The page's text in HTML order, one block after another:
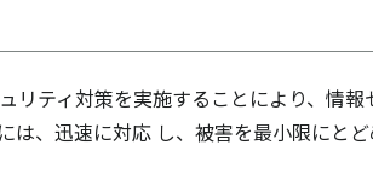
リティ対策を実施することにより、情
は、迅速に対応 し、被害を最小限にと